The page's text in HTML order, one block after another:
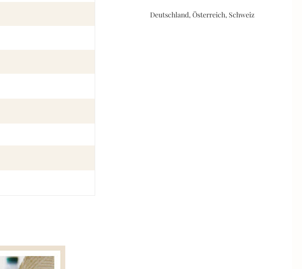
Deutschland, Österreich, Schweiz